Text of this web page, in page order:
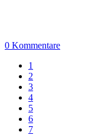
0 Kommentare
1
2
3
4
5
6
7